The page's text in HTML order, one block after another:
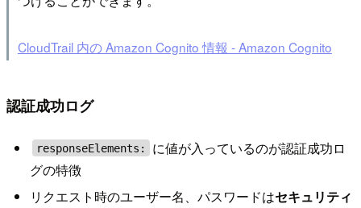
CloudTrail 内の Amazon Cognito 情報 - Amazon Cognito
認証成功ログ
responseElements:
に値が入っているのが認証成功ロ
グの特徴
リクエスト時のユーザー名、パスワードはセキュリティ